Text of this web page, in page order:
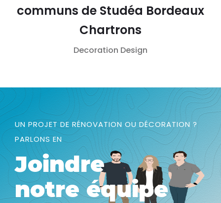
communs de Studéa Bordeaux
Chartrons
Decoration Design
UN PROJET DE RÉNOVATION OU DÉCORATION ?
PARLONS EN
Joindre
notre équipe